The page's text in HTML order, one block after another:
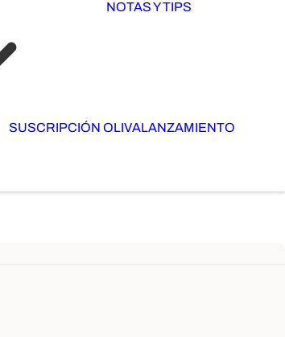
NOTAS Y TIPS
SUSCRIPCIÓN OLIVALANZAMIENTO